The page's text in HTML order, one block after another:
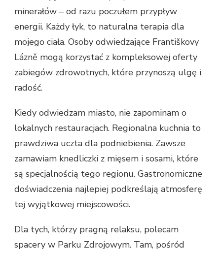
minerałów – od razu poczułem przypływ
energii. Każdy łyk, to naturalna terapia dla
mojego ciała. Osoby odwiedzające Františkovy
Lázně mogą korzystać z kompleksowej oferty
zabiegów zdrowotnych, które przynoszą ulgę i
radość.
Kiedy odwiedzam miasto, nie zapominam o
lokalnych restauracjach. Regionalna kuchnia to
prawdziwa uczta dla podniebienia. Zawsze
zamawiam knedliczki z mięsem i sosami, które
są specjalnością tego regionu. Gastronomiczne
doświadczenia najlepiej podkreślają atmosferę
tej wyjątkowej miejscowości.
Dla tych, którzy pragną relaksu, polecam
spacery w Parku Zdrojowym. Tam, pośród